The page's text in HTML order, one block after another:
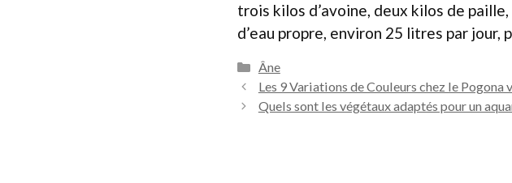
trois kilos d’avoine, deux kilos de
d’eau propre, environ 25 litres par
Catégories
Âne
Les 9 Variations de Couleurs chez le Pogona
Quels sont les végétaux adaptés pour un